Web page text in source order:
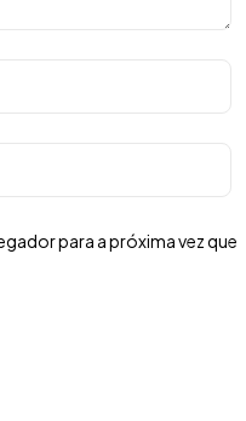
para a próxima vez que
Reservados